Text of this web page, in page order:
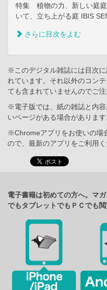
特集 植物の力、新しい庭
いて、立ち上がる庭 IBIS
さらに目次をよむ
※このデジタル雑誌には目次
れています。それ以外のコン
ても含まれていませんのでご注
※電子版では、紙の雑誌と内
いページがある場合があります
※Chromeアプリをお使いの場
ので、最新のアプリをご利用く
電子書籍は初めての方へ。マ
でもタブレットでもＰＣでも閲